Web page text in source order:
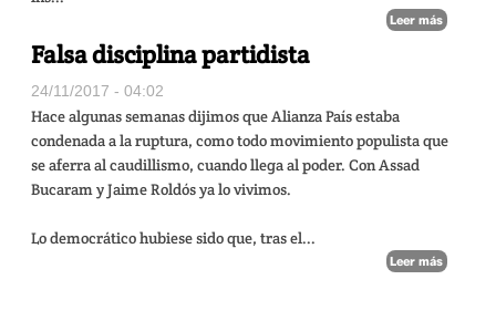
Leer más
Falsa disciplina partidista
24/11/2017 - 04:02
Hace algunas semanas dijimos que Alianza País estaba
condenada a la ruptura, como todo movimiento populista que
se aferra al caudillismo, cuando llega al poder. Con Assad
Bucaram y Jaime Roldós ya lo vivimos.
Lo democrático hubiese sido que, tras el...
Leer más